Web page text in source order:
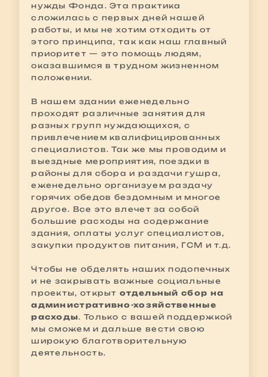
нужды Фонда. Эта практика
сложилась с первых дней нашей
работы, и мы не хотим отходить от
этого принципа, так как наш главный
приоритет — это помощь людям,
оказавшимся в трудном жизненном
положении.
В нашем здании еженедельно
проходят различные занятия для
разных групп нуждающихся, с
привлечением квалифицированных
специалистов. Так же мы проводим и
выездные мероприятия, поездки в
районы для сбора и раздачи гушра,
еженедельно организуем раздачу
горячих обедов бездомным и многое
другое. Все это влечет за собой
большие расходы на содержание
здания, оплаты услуг специалистов,
закупки продуктов питания, ГСМ и т.д.
Чтобы не обделять наших подопечных
и не закрывать важные социальные
проекты, открытотдельный сбор на
административно-хозяйственные
расходы. Только с вашей поддержкой
мы сможем и дальше вести свою
широкую благотворительную
деятельность.